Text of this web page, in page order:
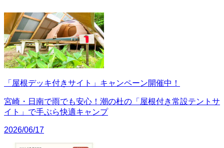
「屋根デッキ付きサイト」キャンペーン開催中！
宮崎・日南で雨でも安心！潮の杜の「屋根付き常設テントサ
イト」で手ぶら快適キャンプ
2026/06/17